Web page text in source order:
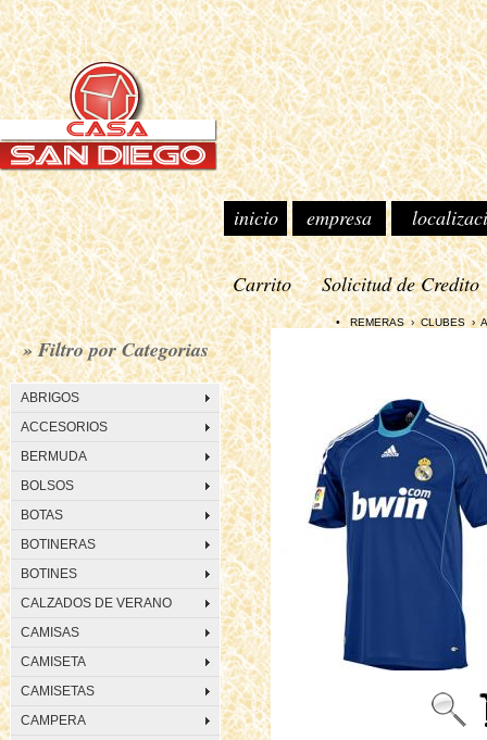
inicio empresa
Carrito Solicitud de Credito
» Filtro por Categorias
ABRIGOS
ACCESORIOS
BERMUDA
BOLSOS
BOTAS
BOTINERAS
BOTINES
CALZADOS DE VERANO
CAMISAS
CAMISETA
CAMISETAS
CAMPERA
• REMERAS › CLUBES ›